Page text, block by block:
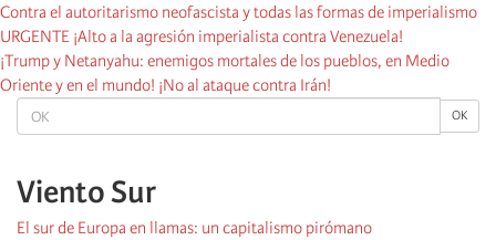
OK OK
Viento Sur
El sur de Europa en llamas: un capitalismo pirómano
Contra el autoritarismo neofascista y todas las formas de imperialismo
URGENTE ¡Alto a la agresión imperialista contra Venezuela!
¡Trump y Netanyahu: enemigos mortales de los pueblos, en Medio
Oriente y en el mundo! ¡No al ataque contra Irán!